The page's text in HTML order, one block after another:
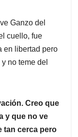
Ganzo del
cuello, fue
en libertad pero
no teme del
Creo que
y que no ve
tan cerca pero